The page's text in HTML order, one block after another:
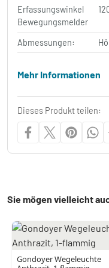
Erfassungswinkel
Bewegungsmelder
Abmessungen:
Mehr Informationen
Dieses Produkt teilen:
Sie mögen vielleicht
Gondoyer Wegeleuchte